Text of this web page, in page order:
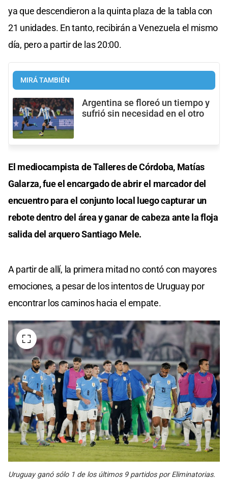
ya que descendieron a la quinta plaza de la tabla con
21 unidades. En tanto, recibirán a Venezuela el mismo
día, pero a partir de las 20:00.
MIRÁ TAMBIÉN
Argentina se floreó un tiempo y
sufrió sin necesidad en el otro
El mediocampista de Talleres de Córdoba, Matías
Galarza, fue el encargado de abrir el marcador del
encuentro para el conjunto local luego capturar un
rebote dentro del área y ganar de cabeza ante la floja
salida del arquero Santiago Mele.
A partir de allí, la primera mitad no contó con mayores
emociones, a pesar de los intentos de Uruguay por
encontrar los caminos hacia el empate.
Uruguay ganó sólo 1 de los últimos 9 partidos por Eliminatorias.